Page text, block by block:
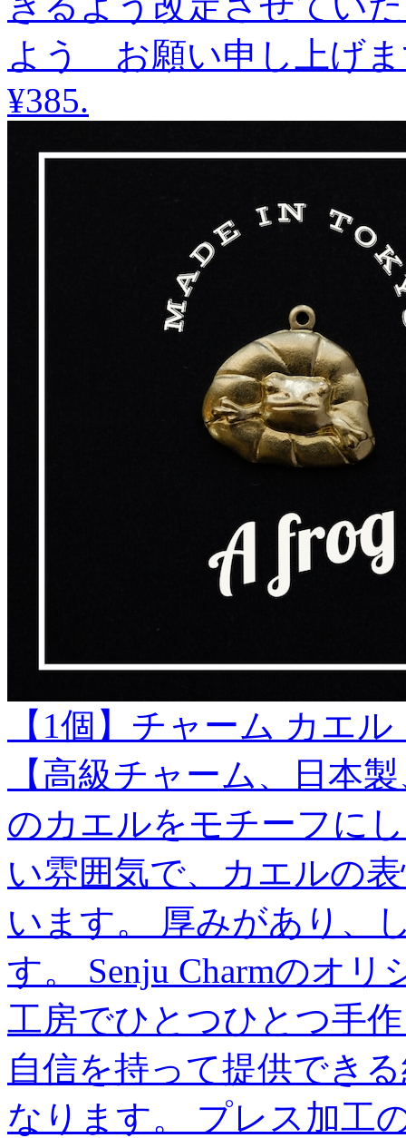
よう お願い申し上げ
¥385.
【1個】チャーム カエ
【高級チャーム、日本
のカエルをモチーフに
い雰囲気で、カエルの
います。 厚みがあり、
す。 Senju Charmのオリ
工房でひとつひとつ手
自信を持って提供でき
なります。 プレス加工